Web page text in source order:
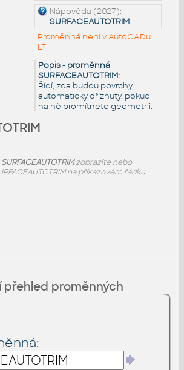
Nápověda (2027):
SURFACEAUTOTRIM
Proměnná není v AutoCADu
LT
Popis - proměnná
SURFACEAUTOTRIM:
Řídí, zda budou povrchy
automaticky oříznuty, pokud
na ně promítnete geometrii.
SURFACEAUTOTRIMzobrazíte nebo
na příkazovém řádku.
přehled proměnných